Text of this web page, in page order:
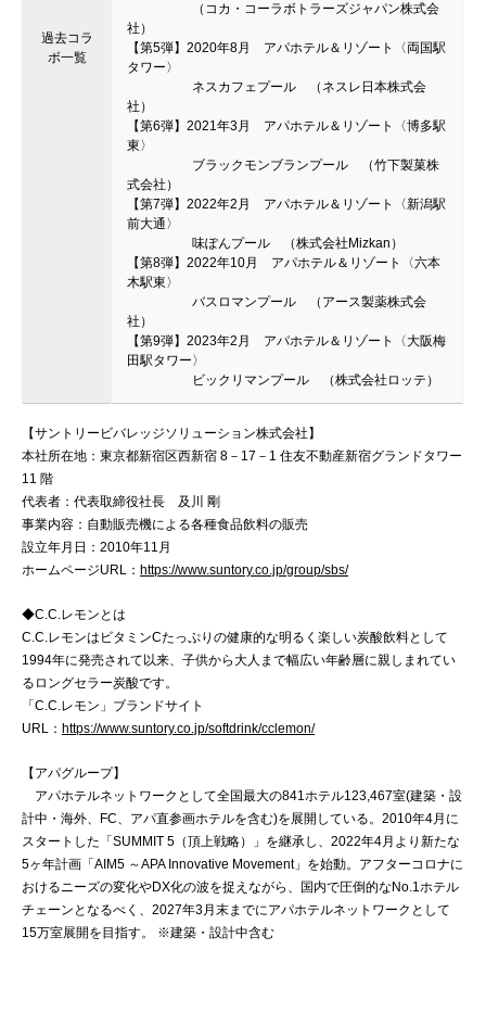
過去コラ
ボ一覧
（コカ・コーラボトラーズジャパン株式会
社）
【第5弾】2020年8月 アパホテル＆リゾート〈両国駅
タワー〉
ネスカフェプール （ネスレ日本株式会
社）
【第6弾】2021年3月 アパホテル＆リゾート〈博多駅
東〉
ブラックモンブランプール （竹下製菓株
式会社）
【第7弾】2022年2月 アパホテル＆リゾート〈新潟駅
前大通〉
味ぽんプール （株式会社Mizkan）
【第8弾】2022年10月 アパホテル＆リゾート〈六本
木駅東〉
バスロマンプール （アース製薬株式会
社）
【第9弾】2023年2月 アパホテル＆リゾート〈大阪梅
田駅タワー〉
ビックリマンプール （株式会社ロッテ）
【サントリービバレッジソリューション株式会社】
本社所在地：東京都新宿区西新宿 8－17－1 住友不動産新宿グランドタワー
11 階
代表者：代表取締役社長 及川 剛
事業内容：自動販売機による各種食品飲料の販売
設立年月日：2010年11月
ホームページURL： https://www.suntory.co.jp/group/sbs/
◆C.C.レモンとは
C.C.レモンはビタミンCたっぷりの健康的な明るく楽しい炭酸飲料として
1994年に発売されて以来、子供から大人まで幅広い年齢層に親しまれてい
るロングセラー炭酸です。
「C.C.レモン」ブランドサイト
URL： https://www.suntory.co.jp/softdrink/cclemon/
【アパグループ】
アパホテルネットワークとして全国最大の841ホテル123,467室(建築・設
計中・海外、FC、アパ直参画ホテルを含む)を展開している。2010年4月に
スタートした「SUMMIT 5（頂上戦略）」を継承し、2022年4月より新たな
5ヶ年計画「AIM5 ～APA Innovative Movement」を始動。アフターコロナに
おけるニーズの変化やDX化の波を捉えながら、国内で圧倒的なNo.1ホテル
チェーンとなるべく、2027年3月末までにアパホテルネットワークとして
15万室展開を目指す。 ※建築・設計中含む